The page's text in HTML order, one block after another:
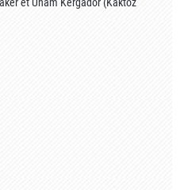
et Unam Kergador (Kaktoz